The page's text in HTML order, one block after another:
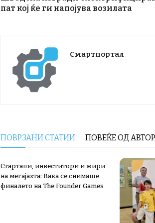
пат кој ќе ги напојува возилата
Смартпортал
ПОВРЗАНИ СТАТИИ ПОВЕЌЕ ОД
Стартапи, инвеститори и жири
на мегајахта: Вака се снимаше
финалето на The Founder Games